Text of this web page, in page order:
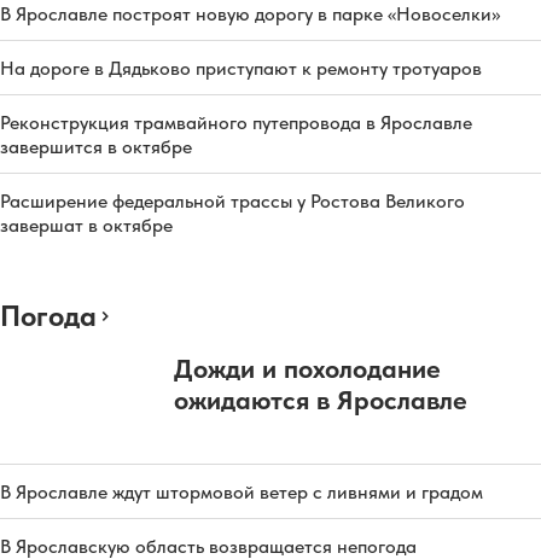
В Ярославле построят новую дорогу в парке «Новоселки»
На дороге в Дядьково приступают к ремонту тротуаров
Реконструкция трамвайного путепровода в Ярославле
завершится в октябре
Расширение федеральной трассы у Ростова Великого
завершат в октябре
Погода
Дожди и похолодание
ожидаются в Ярославле
В Ярославле ждут штормовой ветер с ливнями и градом
В Ярославскую область возвращается непогода